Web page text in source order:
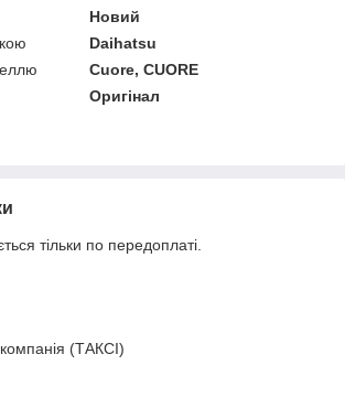
Новий
Daihatsu
Cuore, CUORE
Оригінал
тільки по передоплаті.
(ТАКСІ)